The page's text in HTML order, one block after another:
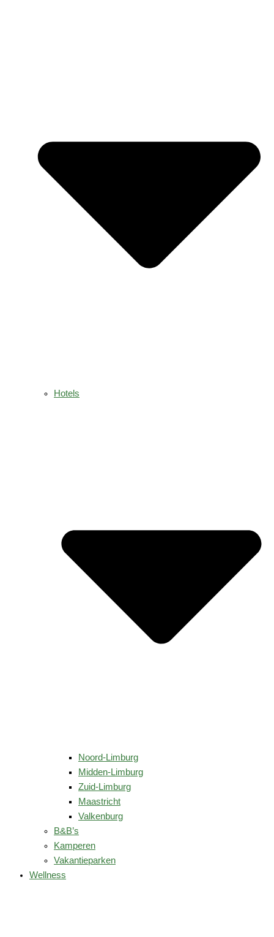
Hotels
Noord-Limburg
Midden-Limburg
Zuid-Limburg
Maastricht
Valkenburg
B&B’s
Kamperen
Vakantieparken
Wellness